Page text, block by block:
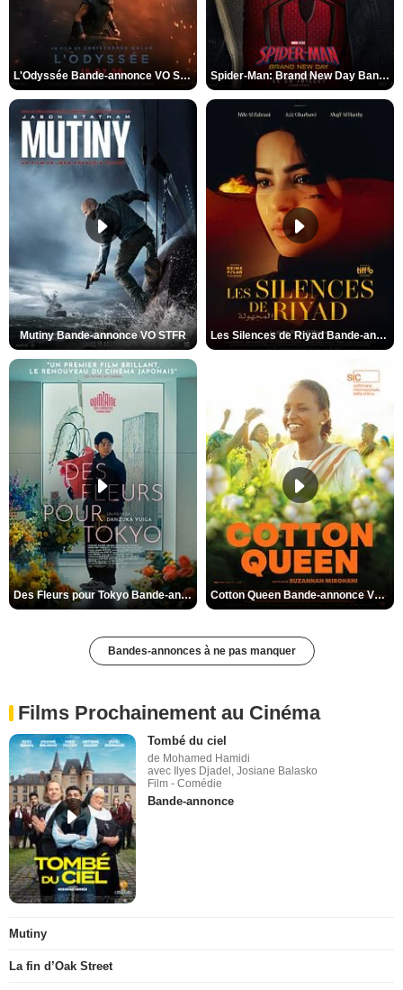
L'Odyssée Bande-annonce VO STFR Spider-Man: Brand New Day Bande-annonce VO STFR
Mutiny Bande-annonce VO STFR Les Silences de Riyad Bande-annonce VO STFR
Des Fleurs pour Tokyo Bande-annonce VO STFR Cotton Queen Bande-annonce VO STFR
Bandes-annonces à ne pas manquer
Films Prochainement au Cinéma
Tombé du ciel
de Mohamed Hamidi
avec Ilyes Djadel, Josiane Balasko
Film - Comédie
Bande-annonce
Mutiny
La fin d’Oak Street